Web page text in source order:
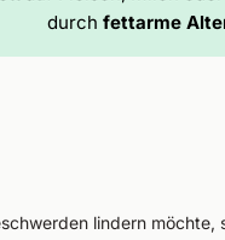
durch fettarme
lindern